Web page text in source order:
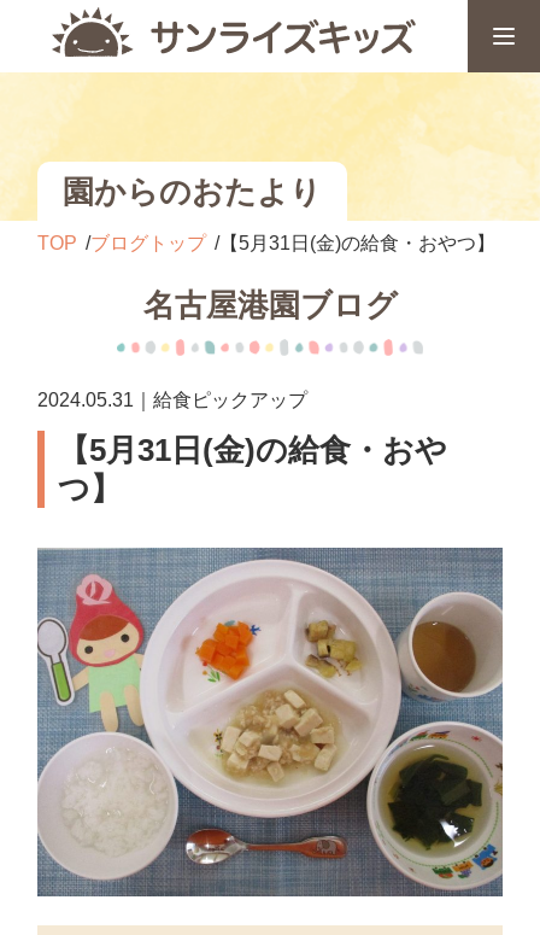
園からのおたより
TOP ブログトップ 【5月31日(金)の給食・おやつ】
名古屋港園ブログ
2024.05.31｜給食ピックアップ
【5月31日(金)の給食・おや
つ】